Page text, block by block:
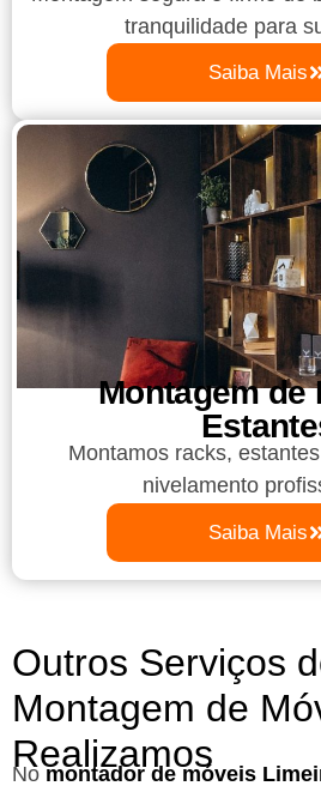
tranquilidade para
Saiba Mais
Montagem de
Montamos racks,
nivelamento
Saiba Mais
Outros Serviços
Montagem de
Realizamos
No montador de móveis